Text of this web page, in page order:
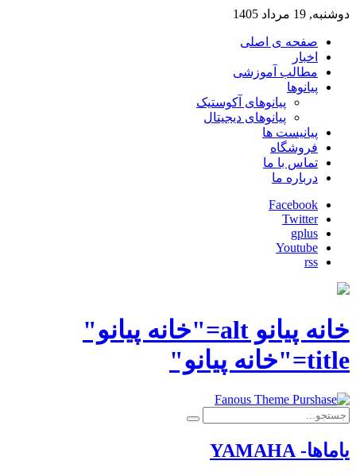
دوشنبه, 19 مرداد 1405
صفحه ی اصلی
اخبار
مطالب آموزشی
پیانوها
پیانوهای آکوستیک
پیانوهای دیجیتال
پیانیست ها
فروشگاه
تماس با ما
درباره ما
Facebook
Twitter
gplus
Youtube
rss
خانه پیانو alt="خانه پیانو"
title="خانه پیانو"
یاماها- YAMAHA